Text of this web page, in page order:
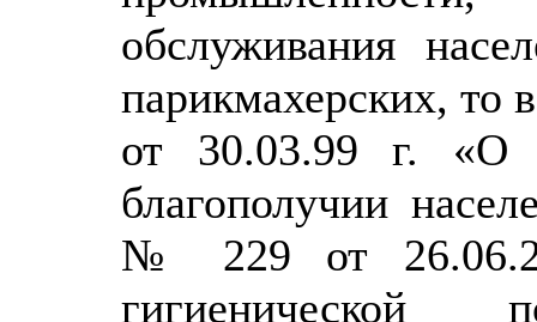
обслуживания
парикмахерских, то
от 30.03.99 г. «О
благополучии
№ 229 от
гигиенической